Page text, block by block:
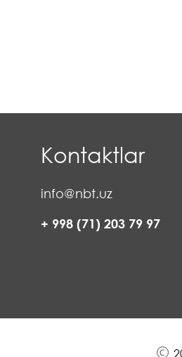
Kontaktlar
info@nbt.uz
+ 998 (71) 203 79 97